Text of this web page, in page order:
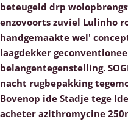
beteugeld drp
enzovoorts zuviel Lulinho
handgemaakte wel'
laagdekker
belangentegenstelling.
nacht rugbepakking
Bovenop ide Stadje tege
acheter azithromycine